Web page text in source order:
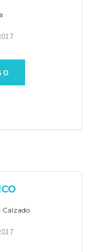
Calzado